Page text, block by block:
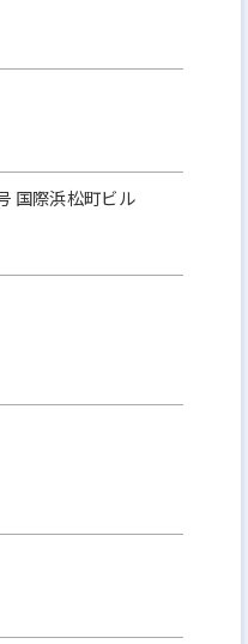
国際浜松町ビル